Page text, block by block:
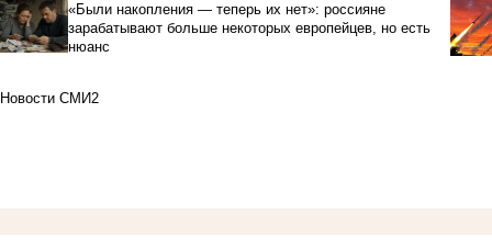
«Были накопления — теперь их нет»: россияне
зарабатывают больше некоторых европейцев, но есть
нюанс
Новости СМИ2